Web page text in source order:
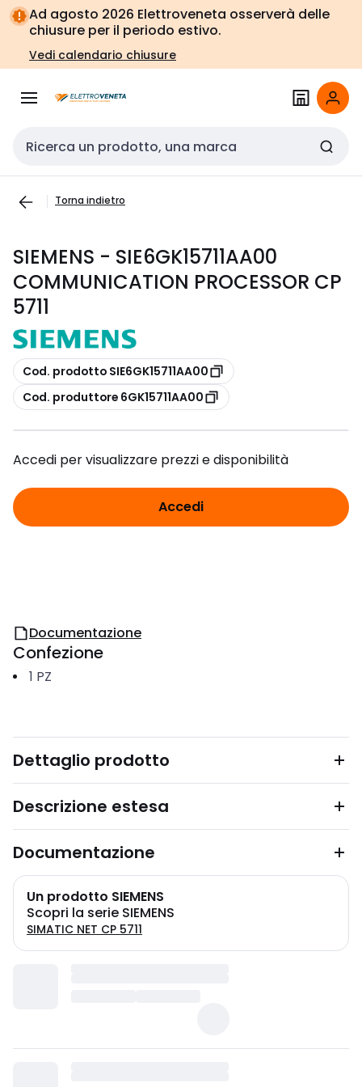
Vai alla
navigazione
Vai
alla
pagina
Ad agosto 2026 Elettroveneta osserverà delle
chiusure per il periodo estivo.
Vedi calendario chiusure
Cerca input
Torna indietro
SIEMENS - SIE6GK15711AA00
COMMUNICATION PROCESSOR CP
5711
copia
Cod. prodotto SIE6GK15711AA00
copia
Cod. produttore 6GK15711AA00
Accedi per visualizzare prezzi e disponibilità
Accedi
Documentazione
Confezione
1 PZ
Dettaglio prodotto
Descrizione estesa
Documentazione
Un prodotto SIEMENS
Scopri la serie SIEMENS
SIMATIC NET CP 5711